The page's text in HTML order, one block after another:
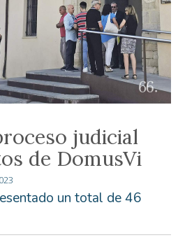
judicial
de DomusVi
un total de 46